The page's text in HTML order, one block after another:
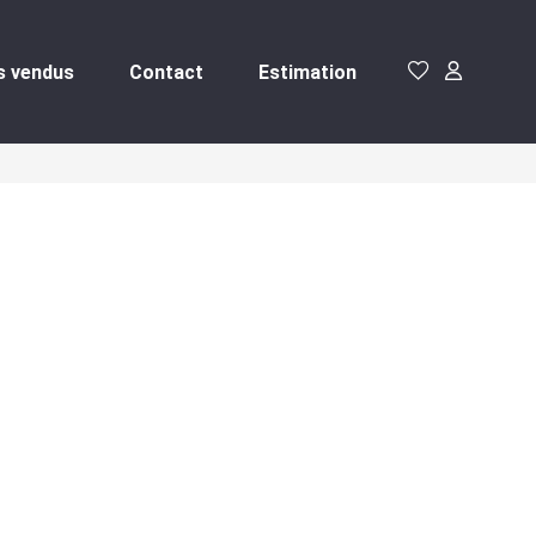
vendus Contact Estimation